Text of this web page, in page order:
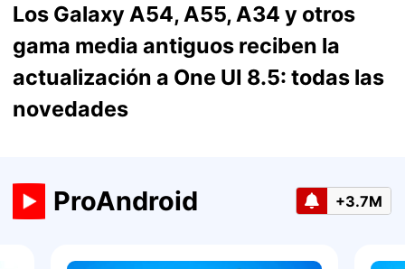
Los Galaxy A54, A55, A34 y otros
gama media antiguos reciben la
actualización a One UI 8.5: todas las
novedades
ProAndroid +3.7M